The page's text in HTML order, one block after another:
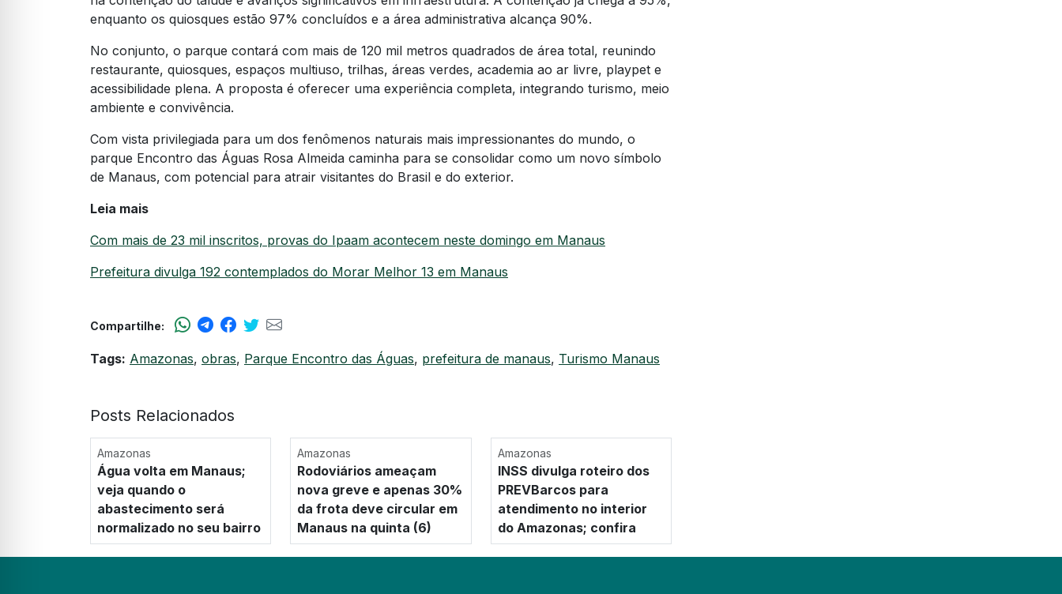
enquanto os quiosques estão 97% concluídos e a área administrativa alcança 90%.
No conjunto, o parque contará com mais de 120 mil metros quadrados de área total, reunindo
restaurante, quiosques, espaços multiuso, trilhas, áreas verdes, academia ao ar livre, playpet e
acessibilidade plena. A proposta é oferecer uma experiência completa, integrando turismo, meio
ambiente e convivência.
Com vista privilegiada para um dos fenômenos naturais mais impressionantes do mundo, o
parque Encontro das Águas Rosa Almeida caminha para se consolidar como um novo símbolo
de Manaus, com potencial para atrair visitantes do Brasil e do exterior.
Leia mais
Com mais de 23 mil inscritos, provas do Ipaam acontecem neste domingo em Manaus
Prefeitura divulga 192 contemplados do Morar Melhor 13 em Manaus
Compartilhe:
Tags: Amazonas, obras, Parque Encontro das Águas, prefeitura de manaus, Turismo Manaus
Posts Relacionados
Amazonas
Água volta em Manaus;
veja quando o
abastecimento será
normalizado no seu bairro
Amazonas
Rodoviários ameaçam
nova greve e apenas 30%
da frota deve circular em
Manaus na quinta (6)
Amazonas
INSS divulga roteiro dos
PREVBarcos para
atendimento no interior
do Amazonas; confira